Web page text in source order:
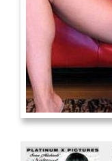
Internal Explosionen